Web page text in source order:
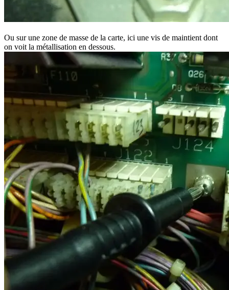
Ou sur une zone de masse de la carte, ici une vis de maintient dont
on voit la métallisation en dessous.